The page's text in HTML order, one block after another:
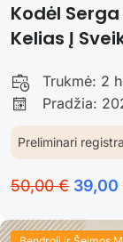
Kodėl
Kelias Į
Trukmė: 2
Pradžia:
Preliminari
50,00 € 39,00